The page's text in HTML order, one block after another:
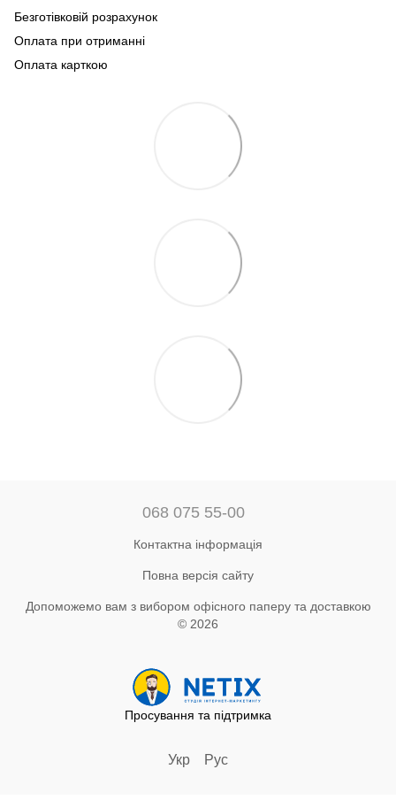
Безготівковій розрахунок
Оплата при отриманні
Оплата карткою
068 075 55-00
Контактна інформація
Повна версія сайту
Допоможемо вам з вибором офісного паперу та доставкою
© 2026
Просування та підтримка
Укр Рус